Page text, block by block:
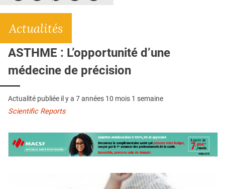
L'APP
QUI SOMMES-NOUS ?
PUBLICITÉ
CONDITIONS GÉNÉRALES
CONTACT
Actualités
ASTHME : L’opportunité d’une
médecine de précision
Actualité publiée il y a 7 années 10 mois 1 semaine
Scientific Reports